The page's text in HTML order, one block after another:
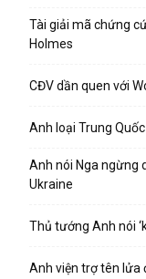
Tài giải mã chứng
Holmes
CĐV dần quen với
Anh loại Trung
Anh nói Nga ngừng
Ukraine
Thủ tướng Anh nói
Anh viện trợ tên lửa